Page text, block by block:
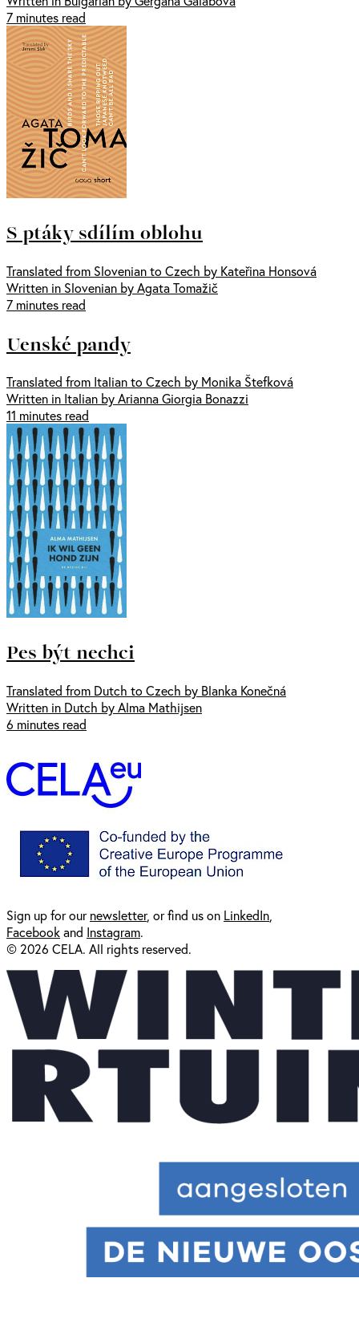
7 minutes read
S ptáky sdílím oblohu
Translated from Slovenian to Czech by Kateřina Honsová
Written in Slovenian by Agata Tomažič
7 minutes read
Uenské pandy
Translated from Italian to Czech by Monika Štefková
Written in Italian by Arianna Giorgia Bonazzi
11 minutes read
Pes být nechci
Translated from Dutch to Czech by Blanka Konečná
Written in Dutch by Alma Mathijsen
6 minutes read
Sign up for ournewsletter, or find us on LinkedIn,
Facebookand Instagram.
© 2026 CELA. All rights reserved.